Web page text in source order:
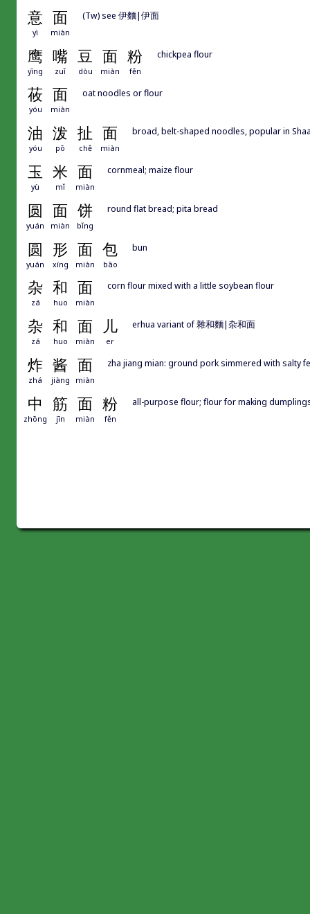
意 面
yì miàn
(Tw) see 伊麵|伊面
鹰 嘴 豆 面 粉
yīng zuǐ dòu miàn fěn
chickpea flour
莜 面
yóu miàn
oat noodles or flour
油 泼 扯 面
yóu pō chě miàn
broad, belt-shaped noodles, popular in
玉 米 面
yù mǐ miàn
cornmeal; maize flour
圆 面 饼
yuán miàn bǐng
round flat bread; pita bread
圆 形 面 包
yuán xíng miàn bāo
bun
杂 和 面
zá huo miàn
corn flour mixed with a little soybean flour
杂 和 面 儿
zá huo miàn er
erhua variant of 雜和麵|杂和面
炸 酱 面
zhá jiàng miàn
zha jiang mian: ground pork simmered with salty
中 筋 面 粉
zhōng jīn miàn fěn
all-purpose flour; flour for making